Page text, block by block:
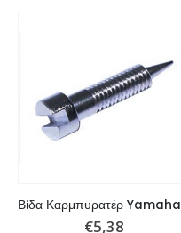
€5,38